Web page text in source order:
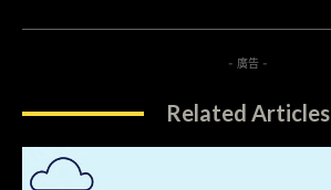
- 廣告 -
Related Articles